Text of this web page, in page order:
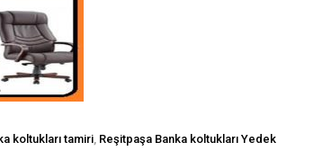
koltukları tamiri, Reşitpaşa Banka koltukları Yedek